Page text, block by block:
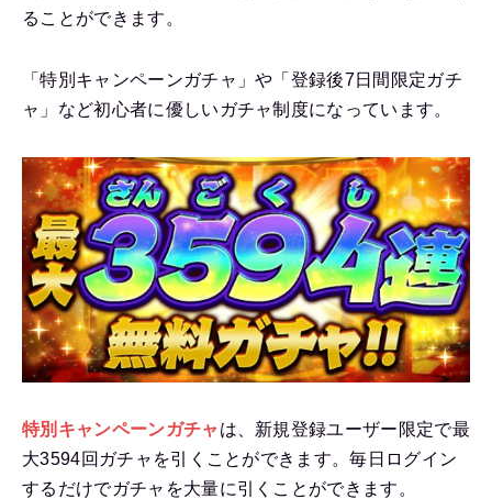
ることができます。
「特別キャンペーンガチャ」や「登録後7日間限定ガチ
ャ」など初心者に優しいガチャ制度になっています。
特別キャンペーンガチャ は、新規登録ユーザー限定で最
大3594回ガチャを引くことができます。毎日ログイン
するだけでガチャを大量に引くことができます。